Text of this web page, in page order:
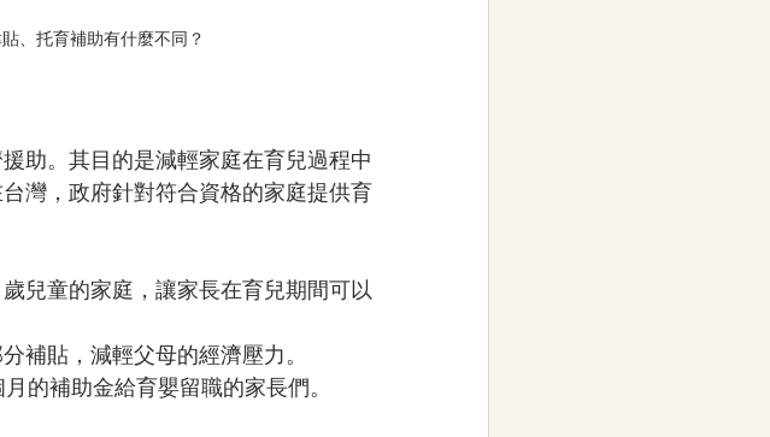
、托育補助有什麼不同？
助。其目的是減輕家庭在育兒過程中
灣，政府針對符合資格的家庭提供育
兒童的家庭，讓家長在育兒期間可以
補貼，減輕父母的經濟壓力。
的補助金給育嬰留職的家長們。